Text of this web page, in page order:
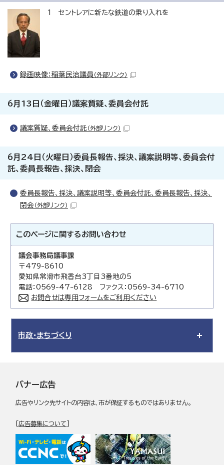
1 セントレアに新たな鉄道の乗り入れを
録画映像：稲葉民治議員 （外部リンク）
6月13日（金曜日）議案質疑、委員会付託
議案質疑、委員会付託（外部リンク）
6月24日（火曜日）委員長報告、採決、議案説明等、委員会付
託、委員長報告、採決、閉会
委員長報告、採決、議案説明等、委員会付託、委員長報告、採決、
閉会 （外部リンク）
このページに関する お問い合わせ
議会事務局議事課
〒479-8610
愛知県常滑市飛香台3丁目3番地の5
電話：0569-47-6128 ファクス：0569-34-6710
お問合せは専用フォームをご利用ください
市政・まちづくり
バナー広告
広告やリンク先サイトの内容は、市が保証するものではありません。
[広告募集について